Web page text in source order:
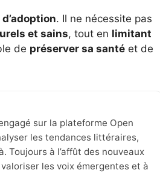
. Il ne nécessite pas
et sains, tout en limitant
de préserver sa santé et de
sur la plateforme Open
les tendances littéraires,
Toujours à l’affût des nouveaux
les voix émergentes et à